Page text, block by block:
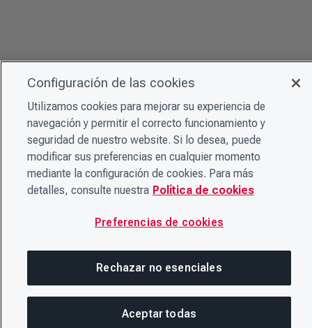
Configuración de las cookies
Utilizamos cookies para mejorar su experiencia de
navegación y permitir el correcto funcionamiento y
seguridad de nuestro website. Si lo desea, puede
modificar sus preferencias en cualquier momento
mediante la configuración de cookies. Para más
detalles, consulte nuestra Política de cookies
Preferencias de cookies
Rechazar no esenciales
Aceptar todas